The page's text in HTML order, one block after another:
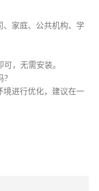
家庭、公共机构、学
，无需安装。
进行优化，建议在一